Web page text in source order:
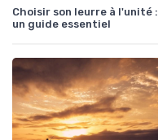
Choisir son leurre à l'unité :
un guide essentiel